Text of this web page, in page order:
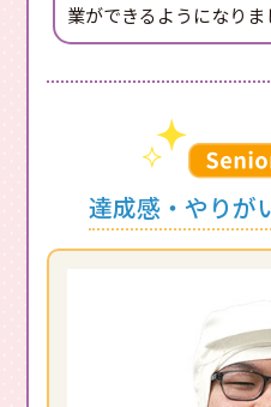
業ができるようになりま
達成感・やりが